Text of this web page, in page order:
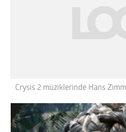
Crysis 2 müziklerinde Hans